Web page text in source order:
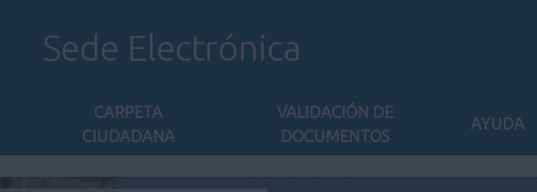
Sede Electrónica
CARPETA
CIUDADANA
VALIDACIÓN DE
DOCUMENTOS
AYUDA